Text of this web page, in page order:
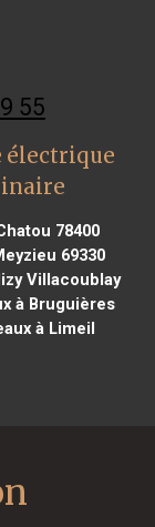
55
électrique
78400
69330
Villacoublay
à Bruguières
à Limeil